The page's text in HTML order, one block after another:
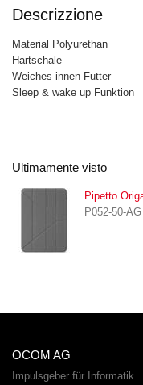
Descrizzione
Material Polyurethan
Hartschale
Weiches innen Futter
Sleep & wake up Funktion
Ultimamente visto
Pipetto
P052-50-AG
OCOM AG
Impulsgeber für Informatik